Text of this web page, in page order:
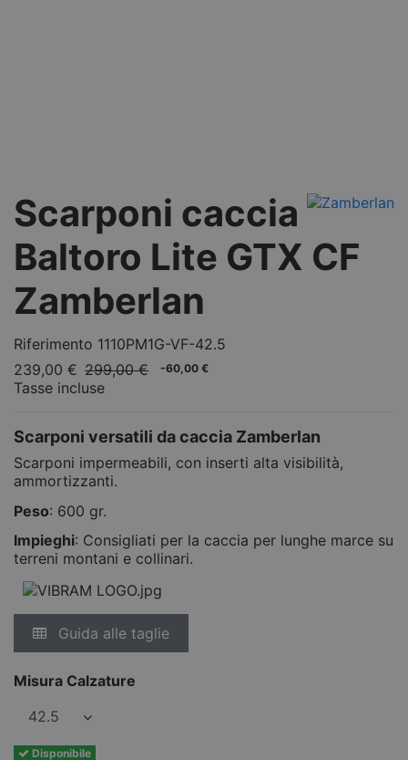
Scarponi caccia
Baltoro Lite GTX CF
Zamberlan
Riferimento 1110PM1G-VF-42.5
239,00 € 299,00 € -60,00 €
Tasse incluse
Scarponi versatili da caccia Zamberlan
Scarponi impermeabili, con inserti alta visibilità,
ammortizzanti.
Peso: 600 gr.
Impieghi: Consigliati per la caccia per lunghe marce su
terreni montani e collinari.
Guida alle taglie
Misura Calzature
Disponibile